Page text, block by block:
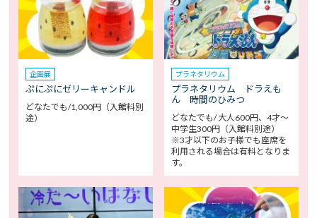
企画展
ぷにぷにゼリーキャンドル
どなたでも/1,000円（入館料別
途）
プラネタリウム
プラネタリウム ドラえも
ん 時間のひみつ
どなたでも/ 大人600円、4才～
中学生300円（入館料別途）
※3才以下のお子様でも座席を
利用される場合は有料となりま
す。